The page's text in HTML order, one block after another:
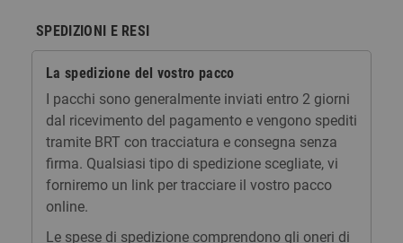
SPEDIZIONI E RESI
La spedizione del vostro pacco
I pacchi sono generalmente inviati entro 2 giorni
dal ricevimento del pagamento e vengono spediti
tramite BRT con tracciatura e consegna senza
firma. Qualsiasi tipo di spedizione scegliate, vi
forniremo un link per tracciare il vostro pacco
online.
Le spese di spedizione comprendono gli oneri di